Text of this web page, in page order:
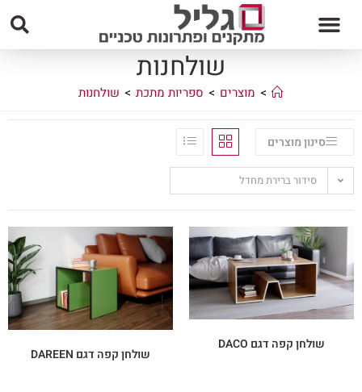
שולחנות
> מוצרים > ספריות מתכת > שולחנות
סינון מוצרים
סידור ברירת מחדל
שולחן קפה דגם DACO
שולחן קפה דגם DAREEN